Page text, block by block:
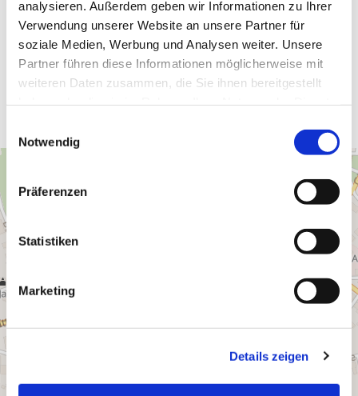
analysieren. Außerdem geben wir Informationen zu Ihrer
Verwendung unserer Website an unsere Partner für
soziale Medien, Werbung und Analysen weiter. Unsere
Partner führen diese Informationen möglicherweise mit
weiteren Daten zusammen, die Sie ihnen bereitgestellt
i
l
u
n
s
Notwendig
Präferenzen
Statistiken
Marketing
Details zeigen
Tel.:+49 5942 209-29
E-Mail:touristik@uelsen.de
Webseite:www.grenzerlebnisse.de
Anreise planen